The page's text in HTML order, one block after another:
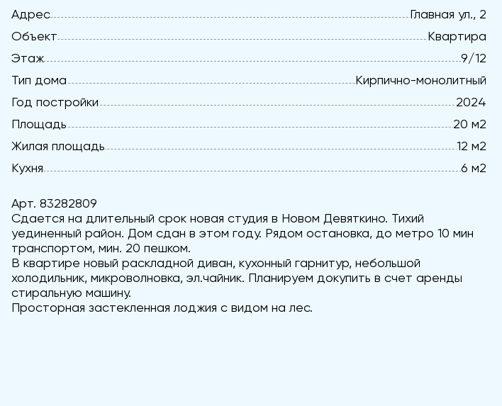
Адрес
Главная ул., 2
Объект
Квартира
Этаж
9/12
Тип дома
Кирпично-монолитный
Год постройки
2024
Площадь
20 м2
Жилая площадь
12 м2
Кухня
6 м2
Арт. 83282809
Сдается на длительный срок новая студия в Новом Девяткино. Тихий
уединенный район. Дом сдан в этом году. Рядом остановка, до метро 10 мин
транспортом, мин. 20 пешком.
В квартире новый раскладной диван, кухонный гарнитур, небольшой
холодильник, микроволновка, эл.чайник. Планируем докупить в счет аренды
стиральную машину.
Просторная застекленная лоджия с видом на лес.